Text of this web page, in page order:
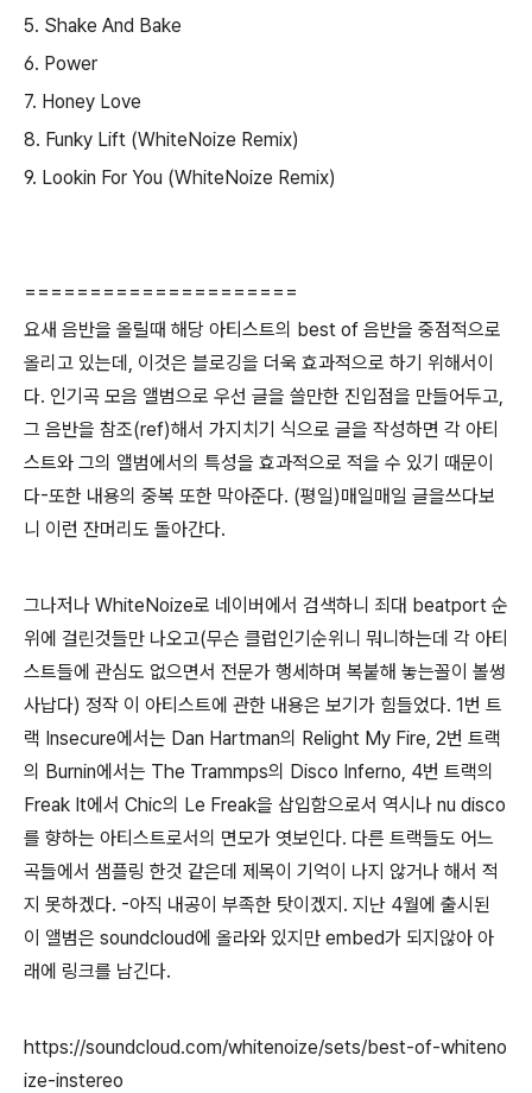
5. Shake And Bake
6. Power
7. Honey Love
8. Funky Lift (WhiteNoize Remix)
9. Lookin For You (WhiteNoize Remix)
=====================
요새 음반을 올릴때 해당 아티스트의 best of 음반을 중점적으로
올리고 있는데, 이것은 블로깅을 더욱 효과적으로 하기 위해서이
다. 인기곡 모음 앨범으로 우선 글을 쓸만한 진입점을 만들어두고,
그 음반을 참조(ref)해서 가지치기 식으로 글을 작성하면 각 아티
스트와 그의 앨범에서의 특성을 효과적으로 적을 수 있기 때문이
다-또한 내용의 중복 또한 막아준다. (평일)매일매일 글을쓰다보
니 이런 잔머리도 돌아간다.
그나저나 WhiteNoize로 네이버에서 검색하니 죄대 beatport 순
위에 걸린것들만 나오고(무슨 클럽인기순위니 뭐니하는데 각 아티
스트들에 관심도 없으면서 전문가 행세하며 복붙해 놓는꼴이 볼썽
사납다) 정작 이 아티스트에 관한 내용은 보기가 힘들었다. 1번 트
랙 Insecure에서는 Dan Hartman의 Relight My Fire, 2번 트랙
의 Burnin에서는 The Trammps의 Disco Inferno, 4번 트랙의
Freak It에서 Chic의 Le Freak을 삽입함으로서 역시나 nu disco
를 향하는 아티스트로서의 면모가 엿보인다. 다른 트랙들도 어느
곡들에서 샘플링 한것 같은데 제목이 기억이 나지 않거나 해서 적
지 못하겠다. -아직 내공이 부족한 탓이겠지. 지난 4월에 출시된
이 앨범은 soundcloud에 올라와 있지만 embed가 되지않아 아
래에 링크를 남긴다.
https://soundcloud.com/whitenoize/sets/best-of-whiteno
ize-instereo